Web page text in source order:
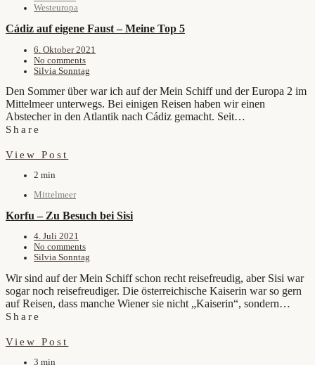
Westeuropa
Cádiz auf eigene Faust – Meine Top 5
6. Oktober 2021
No comments
Silvia Sonntag
Den Sommer über war ich auf der Mein Schiff und der Europa 2 im
Mittelmeer unterwegs. Bei einigen Reisen haben wir einen
Abstecher in den Atlantik nach Cádiz gemacht. Seit…
Share
View Post
2 min
Mittelmeer
Korfu – Zu Besuch bei Sisi
4. Juli 2021
No comments
Silvia Sonntag
Wir sind auf der Mein Schiff schon recht reisefreudig, aber Sisi war
sogar noch reisefreudiger. Die österreichische Kaiserin war so gern
auf Reisen, dass manche Wiener sie nicht „Kaiserin“, sondern…
Share
View Post
3 min